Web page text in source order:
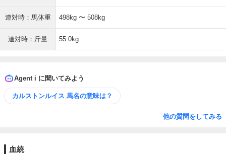
連対時：馬体重 498kg 〜 508kg
連対時：斤量 55.0kg
Agent i に聞いてみよう
カルストンルイス 馬名の意味は？
他の質問をしてみる
血統